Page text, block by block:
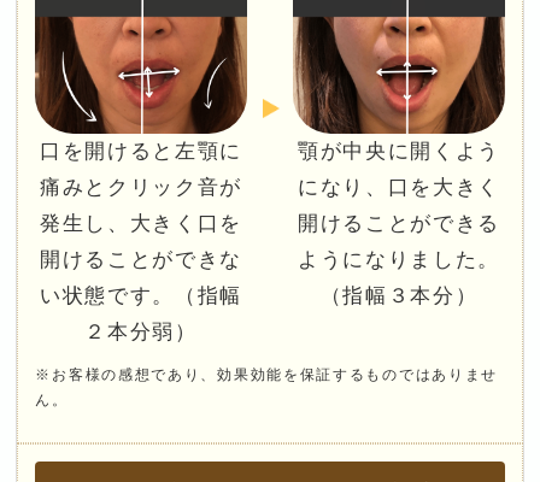
口を開けると左顎に
痛みとクリック音が
発生し、大きく口を
開けることができな
い状態です。（指幅
２本分弱）
顎が中央に開くよう
になり、口を大きく
開けることができる
ようになりました。
（指幅３本分）
※お客様の感想であり、効果効能を保証するものではありませ
ん。